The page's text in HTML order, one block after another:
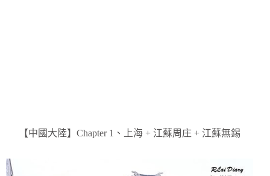
【中國大陸】Chapter 1、上海 + 江蘇周庄 + 江蘇無錫